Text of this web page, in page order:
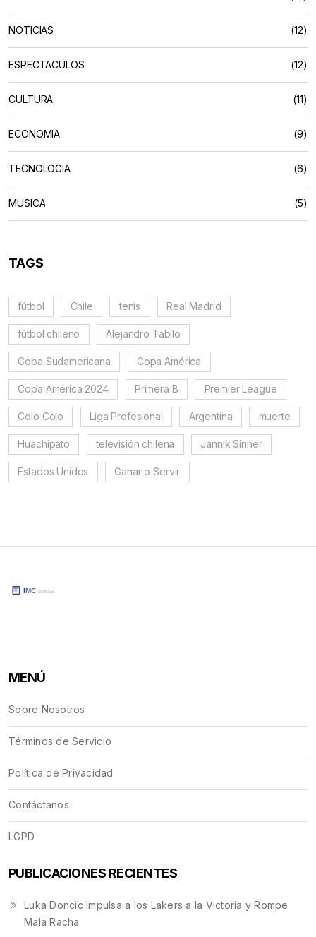
NOTICIAS (12)
ESPECTACULOS (12)
CULTURA (11)
ECONOMIA (9)
TECNOLOGIA (6)
MUSICA (5)
TAGS
fútbol Chile tenis Real Madrid
fútbol chileno Alejandro Tabilo
Copa Sudamericana Copa América
Copa América 2024 Primera B Premier League
Colo Colo Liga Profesional Argentina muerte
Huachipato televisión chilena Jannik Sinner
Estados Unidos Ganar o Servir
MENÚ
Sobre Nosotros
Términos de Servicio
Política de Privacidad
Contáctanos
LGPD
PUBLICACIONES RECIENTES
Luka Doncic Impulsa a los Lakers a la Victoria y Rompe
Mala Racha